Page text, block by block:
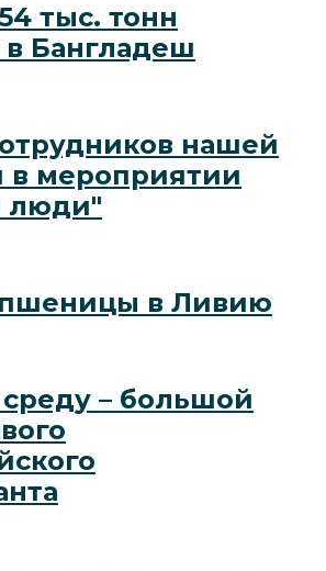
тыс. тонн
Бангладеш
нашей
в мероприятии
люди"
пшеницы в Ливию
– большой